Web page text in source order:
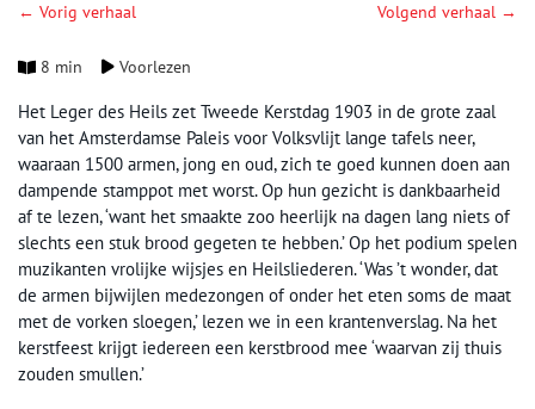
← Vorig verhaal Volgend verhaal →
8 min Voorlezen
Het Leger des Heils zet Tweede Kerstdag 1903 in de grote zaal
van het Amsterdamse Paleis voor Volksvlijt lange tafels neer,
waaraan 1500 armen, jong en oud, zich te goed kunnen doen aan
dampende stamppot met worst. Op hun gezicht is dankbaarheid
af te lezen, ‘want het smaakte zoo heerlijk na dagen lang niets of
slechts een stuk brood gegeten te hebben.’ Op het podium spelen
muzikanten vrolijke wijsjes en Heilsliederen. ‘Was ’t wonder, dat
de armen bijwijlen medezongen of onder het eten soms de maat
met de vorken sloegen,’ lezen we in een krantenverslag. Na het
kerstfeest krijgt iedereen een kerstbrood mee ‘waarvan zij thuis
zouden smullen.’